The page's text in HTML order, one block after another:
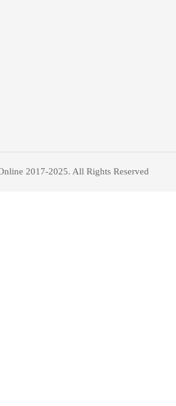
2017-2025. All Rights Reserved